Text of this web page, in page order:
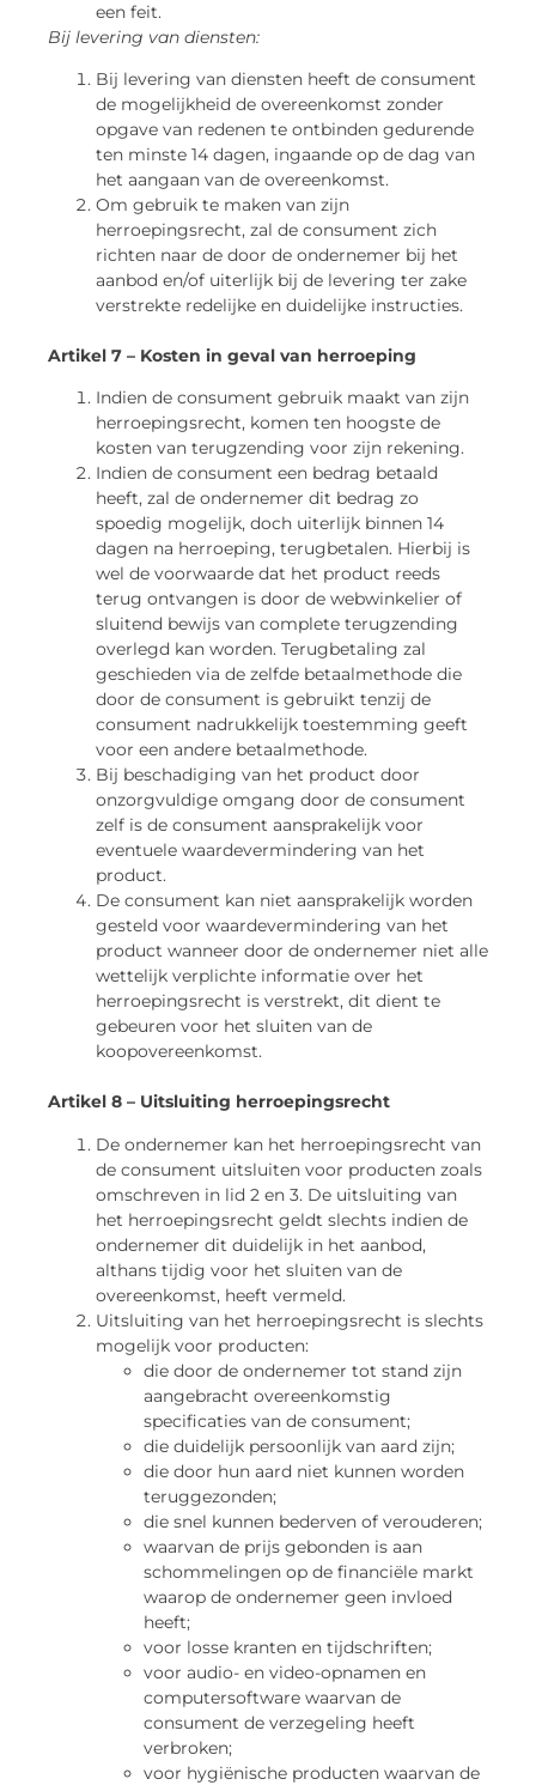
een feit.
Bij levering van diensten:
Bij levering van diensten heeft de consument
de mogelijkheid de overeenkomst zonder
opgave van redenen te ontbinden gedurende
ten minste 14 dagen, ingaande op de dag van
het aangaan van de overeenkomst.
Om gebruik te maken van zijn
herroepingsrecht, zal de consument zich
richten naar de door de ondernemer bij het
aanbod en/of uiterlijk bij de levering ter zake
verstrekte redelijke en duidelijke instructies.
Artikel 7 – Kosten in geval van herroeping
Indien de consument gebruik maakt van zijn
herroepingsrecht, komen ten hoogste de
kosten van terugzending voor zijn rekening.
Indien de consument een bedrag betaald
heeft, zal de ondernemer dit bedrag zo
spoedig mogelijk, doch uiterlijk binnen 14
dagen na herroeping, terugbetalen. Hierbij is
wel de voorwaarde dat het product reeds
terug ontvangen is door de webwinkelier of
sluitend bewijs van complete terugzending
overlegd kan worden. Terugbetaling zal
geschieden via de zelfde betaalmethode die
door de consument is gebruikt tenzij de
consument nadrukkelijk toestemming geeft
voor een andere betaalmethode.
Bij beschadiging van het product door
onzorgvuldige omgang door de consument
zelf is de consument aansprakelijk voor
eventuele waardevermindering van het
product.
De consument kan niet aansprakelijk worden
gesteld voor waardevermindering van het
product wanneer door de ondernemer niet alle
wettelijk verplichte informatie over het
herroepingsrecht is verstrekt, dit dient te
gebeuren voor het sluiten van de
koopovereenkomst.
Artikel 8 – Uitsluiting herroepingsrecht
De ondernemer kan het herroepingsrecht van
de consument uitsluiten voor producten zoals
omschreven in lid 2 en 3. De uitsluiting van
het herroepingsrecht geldt slechts indien de
ondernemer dit duidelijk in het aanbod,
althans tijdig voor het sluiten van de
overeenkomst, heeft vermeld.
Uitsluiting van het herroepingsrecht is slechts
mogelijk voor producten:
die door de ondernemer tot stand zijn
aangebracht overeenkomstig
specificaties van de consument;
die duidelijk persoonlijk van aard zijn;
die door hun aard niet kunnen worden
teruggezonden;
die snel kunnen bederven of verouderen;
waarvan de prijs gebonden is aan
schommelingen op de financiële markt
waarop de ondernemer geen invloed
heeft;
voor losse kranten en tijdschriften;
voor audio- en video-opnamen en
computersoftware waarvan de
consument de verzegeling heeft
verbroken;
voor hygiënische producten waarvan de